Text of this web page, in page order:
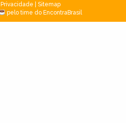
Privacidade
Sitemap
pelo time do EncontraBrasil